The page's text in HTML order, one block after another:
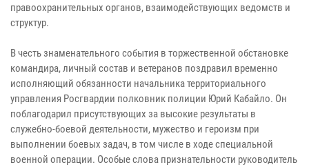
правоохранительных органов, взаимодействующих ведомств и
структур.
В честь знаменательного события в торжественной обстановке
командира, личный состав и ветеранов поздравил временно
исполняющий обязанности начальника территориального
управления Росгвардии полковник полиции Юрий Кабайло. Он
поблагодарил присутствующих за высокие результаты в
служебно-боевой деятельности, мужество и героизм при
выполнении боевых задач, в том числе в ходе специальной
военной операции. Особые слова признательности руководитель